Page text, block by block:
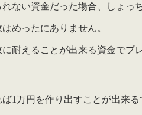
ない資金だった場合、しょっ
めったにありません。
耐えることが出来る資金でプ
1万円を作り出すことが出来る